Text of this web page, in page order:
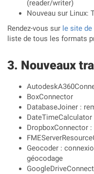
(reader/writer)
Nouveau sur Linux:
Rendez-vous sur le site de
liste de tous les formats
Nouveaux
BoxConnector
DatabaseJoiner :
DropboxConnector
Geocoder :
géocodage